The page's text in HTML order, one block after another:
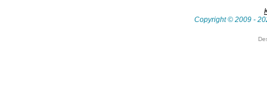
Copyright © 2009 -